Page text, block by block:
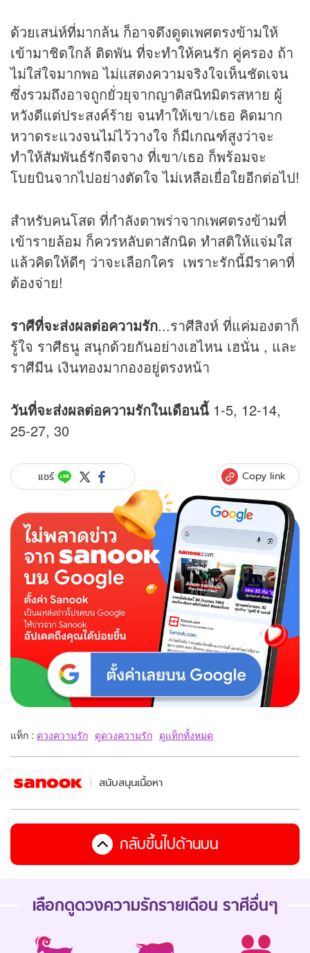
ด้วยเสน่ห์ที่มากล้น ก็อาจดึงดูดเพศตรงข้ามให้
เข้ามาชิดใกล้ ติดพัน ที่จะทำให้คนรัก คู่ครอง ถ้า
ไม่ใส่ใจมากพอ ไม่แสดงความจริงใจเห็นชัดเจน
ซึ่งรวมถึงอาจถูกยั่วยุจากญาติสนิทมิตรสหาย ผู้
หวังดีแต่ประสงค์ร้าย จนทำให้เขา/เธอ คิดมาก
หวาดระแวงจนไม่ไว้วางใจ ก็มีเกณฑ์สูงว่าจะ
ทำให้สัมพันธ์รักจืดจาง ที่เขา/เธอ ก็พร้อมจะ
โบยบินจากไปอย่างตัดใจ ไม่เหลือเยื่อใยอีกต่อไป!
สำหรับคนโสด ที่กำลังตาพร่าจากเพศตรงข้ามที่
เข้ารายล้อม ก็ควรหลับตาสักนิด ทำสติให้แจ่มใส
แล้วคิดให้ดีๆ ว่าจะเลือกใคร เพราะรักนี้มีราคาที่
ต้องจ่าย!
ราศีที่จะส่งผลต่อความรัก...ราศีสิงห์ ที่แค่มองตาก็
รู้ใจ ราศีธนู สนุกด้วยกันอย่างเฮไหน เฮนั่น , และ
ราศีมีน เงินทองมากองอยู่ตรงหน้า
วันที่จะส่งผลต่อความรักในเดือนนี้ 1-5, 12-14,
25-27, 30
แชร์ Copy link
แท็ก : ดวงความรัก ดูดวงความรัก ดูแท็กทั้งหมด
สนับสนุนเนื้อหา
กลับขึ้นไปด้านบน
เลือกดูดวงความรักรายเดือน ราศีอื่นๆ